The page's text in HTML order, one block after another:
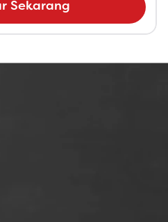
Sekarang